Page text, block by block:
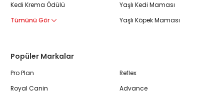
Kedi Krema Ödülü
Tümünü Gör
Yaşlı Kedi Maması
Yaşlı Köpek Maması
Popüler Markalar
Pro Plan
Royal Canin
Reflex
Advance